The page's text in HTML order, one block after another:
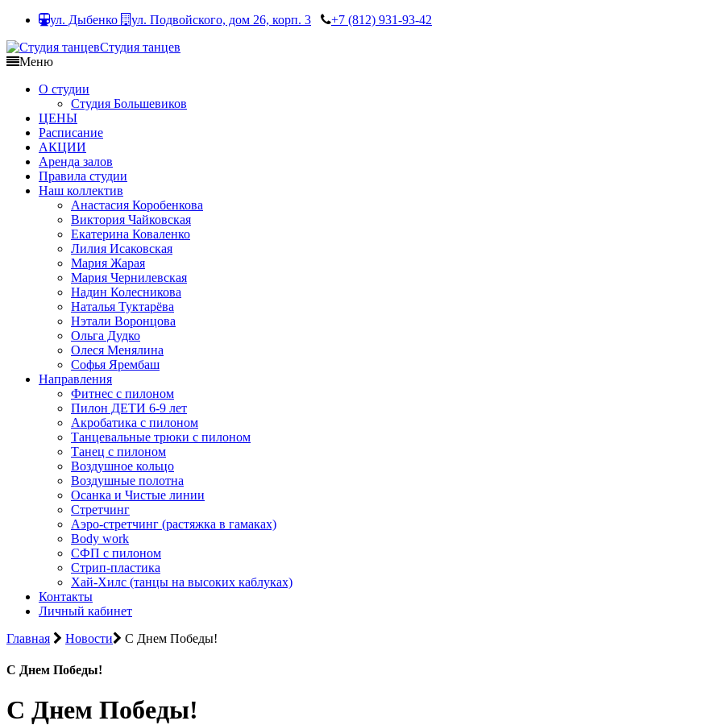
ул. Дыбенко ул. Подвойского, дом 26, корп. 3
+7 (812) 931-93-42
Студия танцев
Меню
О студии
Студия Большевиков
ЦЕНЫ
Расписание
АКЦИИ
Аренда залов
Правила студии
Наш коллектив
Анастасия Коробенкова
Виктория Чайковская
Екатерина Коваленко
Лилия Исаковская
Мария Жарая
Мария Чернилевская
Надин Колесникова
Наталья Туктарёва
Нэтали Воронцова
Ольга Дудко
Олеся Менялина
Софья Ярембаш
Направления
Фитнес с пилоном
Пилон ДЕТИ 6-9 лет
Акробатика с пилоном
Танцевальные трюки с пилоном
Танец с пилоном
Воздушное кольцо
Воздушные полотна
Осанка и Чистые линии
Стретчинг
Аэро-стретчинг (растяжка в гамаках)
Body work
СФП с пилоном
Стрип-пластика
Хай-Хилс (танцы на высоких каблуках)
Контакты
Личный кабинет
Главная
Новости С Днем Победы!
С Днем Победы!
С Днем Победы!